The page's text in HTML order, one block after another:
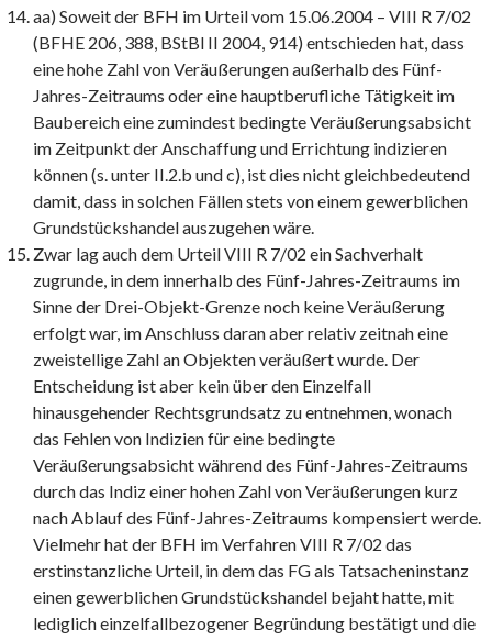
aa) Soweit der BFH im Urteil vom 15.06.2004 – VIII R 7/02
(BFHE 206, 388, BStBl II 2004, 914) entschieden hat, dass
eine hohe Zahl von Veräußerungen außerhalb des Fünf-
Jahres-Zeitraums oder eine hauptberufliche Tätigkeit im
Baubereich eine zumindest bedingte Veräußerungsabsicht
im Zeitpunkt der Anschaffung und Errichtung indizieren
können (s. unter II.2.b und c), ist dies nicht gleichbedeutend
damit, dass in solchen Fällen stets von einem gewerblichen
Grundstückshandel auszugehen wäre.
Zwar lag auch dem Urteil VIII R 7/02 ein Sachverhalt
zugrunde, in dem innerhalb des Fünf-Jahres-Zeitraums im
Sinne der Drei-Objekt-Grenze noch keine Veräußerung
erfolgt war, im Anschluss daran aber relativ zeitnah eine
zweistellige Zahl an Objekten veräußert wurde. Der
Entscheidung ist aber kein über den Einzelfall
hinausgehender Rechtsgrundsatz zu entnehmen, wonach
das Fehlen von Indizien für eine bedingte
Veräußerungsabsicht während des Fünf-Jahres-Zeitraums
durch das Indiz einer hohen Zahl von Veräußerungen kurz
nach Ablauf des Fünf-Jahres-Zeitraums kompensiert werde.
Vielmehr hat der BFH im Verfahren VIII R 7/02 das
erstinstanzliche Urteil, in dem das FG als Tatsacheninstanz
einen gewerblichen Grundstückshandel bejaht hatte, mit
lediglich einzelfallbezogener Begründung bestätigt und die